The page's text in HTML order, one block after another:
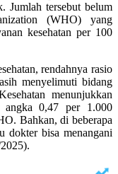
Jumlah tersebut belum
(WHO) yang
kesehatan per 100
rendahnya rasio
menyelimuti bidang
menunjukkan
angka 0,47 per 1.000
Bahkan, di beberapa
dokter bisa menangani